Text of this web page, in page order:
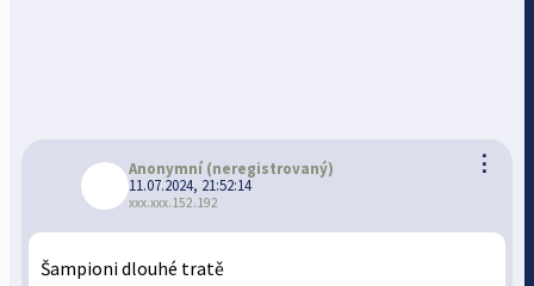
⋮
Anonymní (neregistrovaný)
11.07.2024, 21:52:14
xxx.xxx.152.192
Šampioni dlouhé tratě